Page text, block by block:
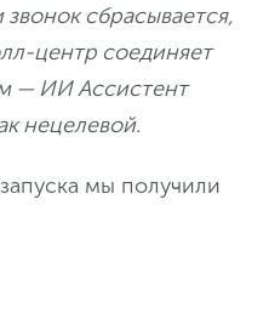
сбрасывается,
центр соединяет
— ИИ Ассистент
нецелевой.
мы получили